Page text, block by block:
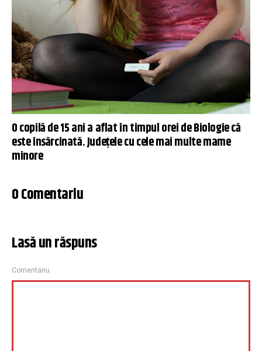
O copilă de 15 ani a aflat în timpul orei de Biologie că
este însărcinată. Județele cu cele mai multe mame
minore
0 Comentariu
Lasă un răspuns
Comentariu